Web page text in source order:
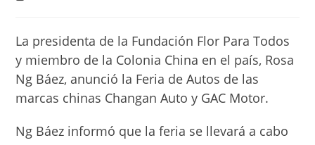
la
La presidenta de la Fundación Flor Para Todos
y miembro de la Colonia China en el país, Rosa
Ng Báez, anunció la Feria de Autos de las
marcas chinas Changan Auto y GAC Motor.
Ng Báez informó que la feria se llevará a cabo